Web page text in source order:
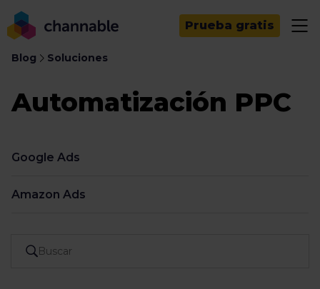
Prueba gratis
Blog Soluciones
Automatización PPC
Google Ads
Amazon Ads